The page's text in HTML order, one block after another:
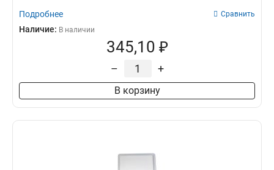
Подробнее Сравнить
Наличие: В наличии
345,10 ₽
– +
В корзину